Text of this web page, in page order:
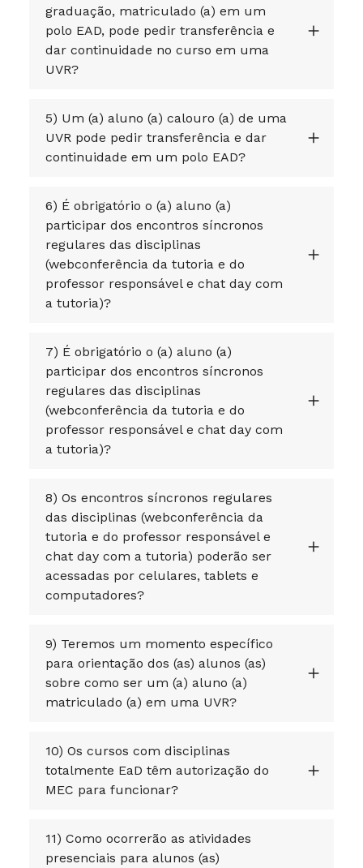
graduação, matriculado (a) em um
polo EAD, pode pedir transferência e
dar continuidade no curso em uma
UVR?
5) Um (a) aluno (a) calouro (a) de uma
UVR pode pedir transferência e dar
continuidade em um polo EAD?
6) É obrigatório o (a) aluno (a)
participar dos encontros síncronos
regulares das disciplinas
(webconferência da tutoria e do
professor responsável e chat day com
a tutoria)?
7) É obrigatório o (a) aluno (a)
participar dos encontros síncronos
regulares das disciplinas
(webconferência da tutoria e do
professor responsável e chat day com
a tutoria)?
8) Os encontros síncronos regulares
das disciplinas (webconferência da
tutoria e do professor responsável e
chat day com a tutoria) poderão ser
acessadas por celulares, tablets e
computadores?
9) Teremos um momento específico
para orientação dos (as) alunos (as)
sobre como ser um (a) aluno (a)
matriculado (a) em uma UVR?
10) Os cursos com disciplinas
totalmente EaD têm autorização do
MEC para funcionar?
11) Como ocorrerão as atividades
presenciais para alunos (as)